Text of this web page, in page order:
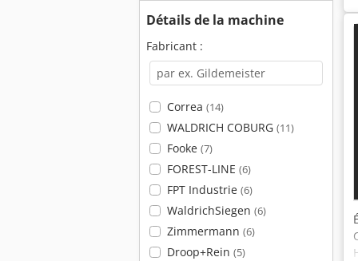
Détails de la machine
Fabricant :
Correa (14)
WALDRICH COBURG (11)
Fooke (7)
FOREST-LINE (6)
FPT Industrie (6)
WaldrichSiegen (6)
Zimmermann (6)
Droop+Rein (5)